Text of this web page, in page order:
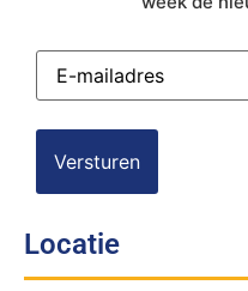
E-
mailadres(Vereist)
Locatie